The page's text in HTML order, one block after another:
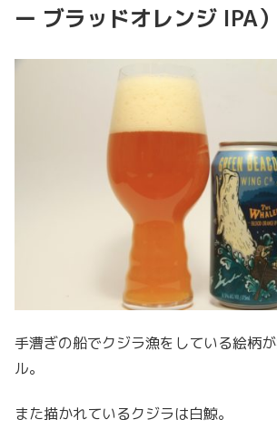
ー ブラッドオレンジ IPA）
手漕ぎの船でクジラ漁をしている絵柄
ル。
また描かれているクジラは白鯨。